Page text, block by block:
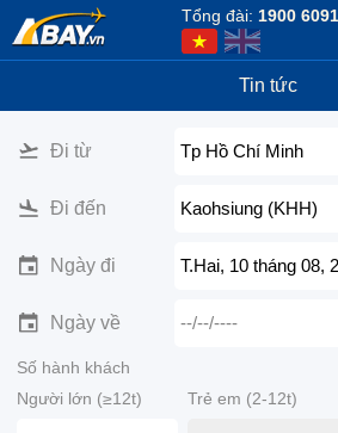
Tổng đài: 1900 6091
Tin tức
Đi từ Tp Hồ Chí Minh
Đi đến Kaohsiung (KHH)
Ngày đi T.Hai, 10 tháng 08,
Ngày về --/--/----
Số hành khách
Người lớn (≥12t)
Trẻ em (2-12t)